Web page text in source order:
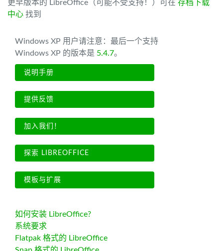
更早版本的 LibreOffice（可能不受支持！）可在 存档下载
中心 找到
Windows XP 用户请注意：最后一个支持
Windows XP 的版本是 5.4.7。
说明手册
提供反馈
加入我们！
探索 LIBREOFFICE
模板与扩展
如何安装 LibreOffice?
系统要求
Flatpak 格式的 LibreOffice